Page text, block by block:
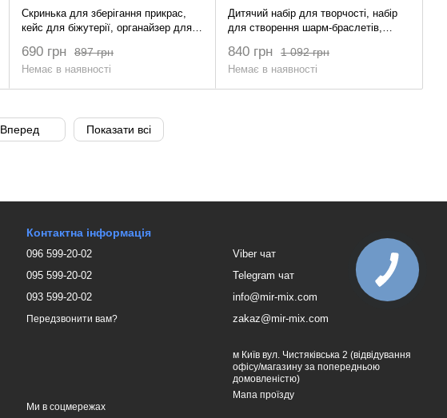
Скринька для зберігання прикрас,
кейс для біжутерії, органайзер для
зелена ZX-0092GREEN
897 грн
690 грн
Немає в наявності
Дитячий набір для творчості, набір
для створення шарм-браслетів,
1 092 грн
840 грн
Немає в наявності
Вперед Показати всі
Контактна інформація
096 599-20-02
095 599-20-02
093 599-20-02
Передзвонити вам?
Viber чат
Telegram чат
info@mir-mix.com
zakaz@mir-mix.com
м Київ вул. Чистяківська 2 (відвідування
офісу/магазину за попередньою
домовленістю)
Мапа проїзду
Ми в соцмережах